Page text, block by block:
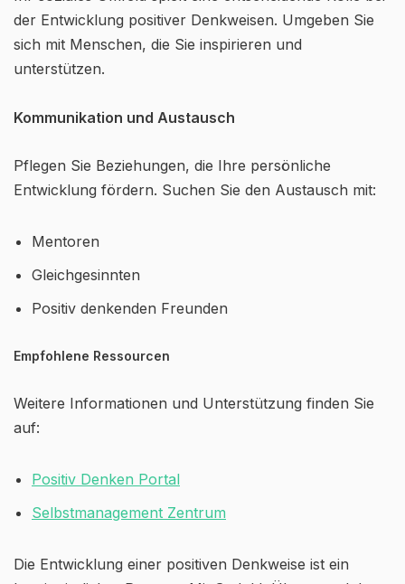
der Entwicklung positiver Denkweisen. Umgeben Sie
sich mit Menschen, die Sie inspirieren und
unterstützen.
Kommunikation und Austausch
Pflegen Sie Beziehungen, die Ihre persönliche
Entwicklung fördern. Suchen Sie den Austausch mit:
Mentoren
Gleichgesinnten
Positiv denkenden Freunden
Empfohlene Ressourcen
Weitere Informationen und Unterstützung finden Sie
auf:
Positiv Denken Portal
Selbstmanagement Zentrum
Die Entwicklung einer positiven Denkweise ist ein